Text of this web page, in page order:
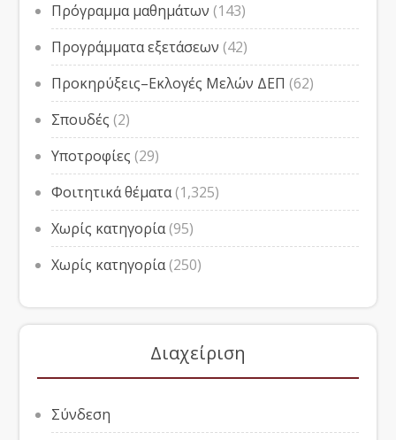
Πρόγραμμα μαθημάτων (143)
Προγράμματα εξετάσεων (42)
Προκηρύξεις–Εκλογές Μελών ΔΕΠ (62)
Σπουδές (2)
Υποτροφίες (29)
Φοιτητικά θέματα(1,325)
Χωρίς κατηγορία(95)
Χωρίς κατηγορία(250)
Διαχείριση
Σύνδεση